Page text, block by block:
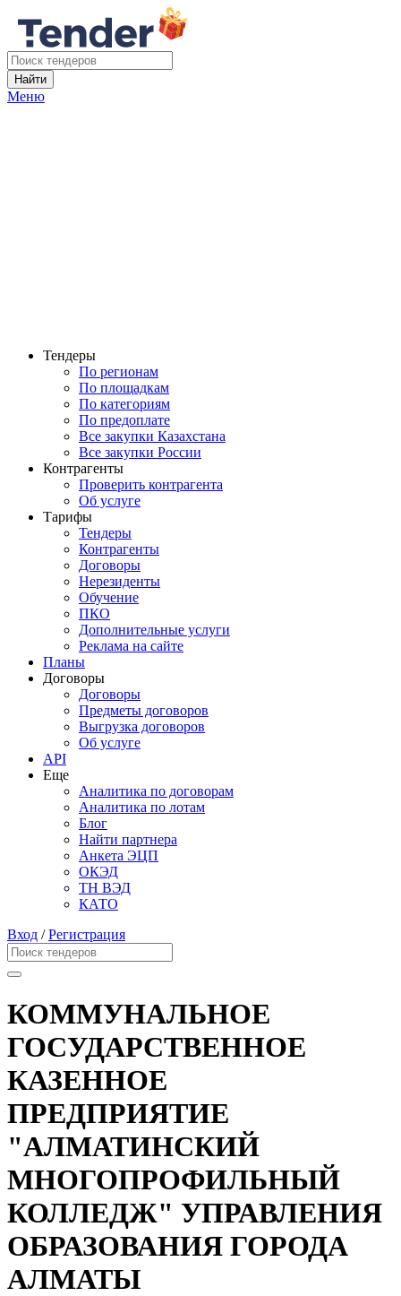
Найти
Меню
Тендеры
По регионам
По площадкам
По категориям
По предоплате
Все закупки Казахстана
Все закупки России
Контрагенты
Проверить контрагента
Об услуге
Тарифы
Тендеры
Контрагенты
Договоры
Нерезиденты
Обучение
ПКО
Дополнительные услуги
Реклама на сайте
Планы
Договоры
Договоры
Предметы договоров
Выгрузка договоров
Об услуге
API
Еще
Аналитика по договорам
Аналитика по лотам
Блог
Найти партнера
Анкета ЭЦП
ОКЭД
ТН ВЭД
КАТО
Вход /Регистрация
КОММУНАЛЬНОЕ
ГОСУДАРСТВЕННОЕ
КАЗЕННОЕ
ПРЕДПРИЯТИЕ
"АЛМАТИНСКИЙ
МНОГОПРОФИЛЬНЫЙ
КОЛЛЕДЖ" УПРАВЛЕНИЯ
ОБРАЗОВАНИЯ ГОРОДА
АЛМАТЫ